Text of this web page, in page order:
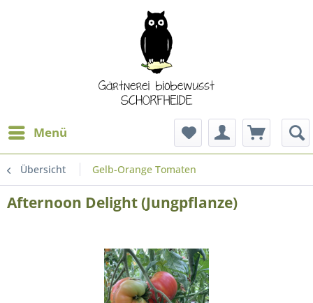
Menü
Übersicht Gelb-Orange Tomaten
Afternoon Delight (Jungpflanze)